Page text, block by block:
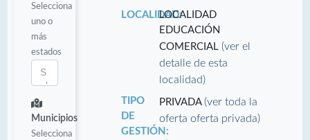
Selecciona
uno o
más
estados
Municipios
Selecciona
LOCALIDAD:LOCALIDAD
EDUCACIÓN
COMERCIAL(ver el
detalle de esta
localidad)
TIPO
DE
GESTIÓN:
PRIVADA(ver toda la
oferta oferta privada)